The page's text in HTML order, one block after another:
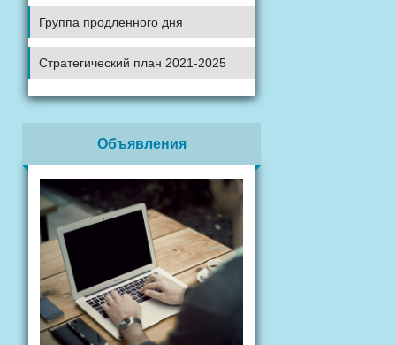
Группа продленного дня
Стратегический план 2021-2025
Объявления